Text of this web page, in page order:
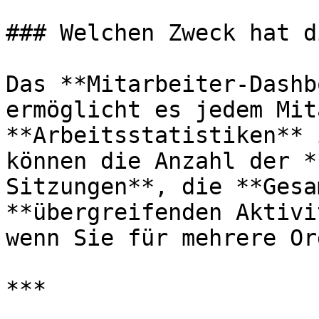
### Welchen Zweck hat
Das **Mitarbeiter-
ermöglicht es jedem
**Arbeitsstatistiken**
können die Anzahl der
Sitzungen**, die
**übergreifenden
wenn Sie für mehrere
***